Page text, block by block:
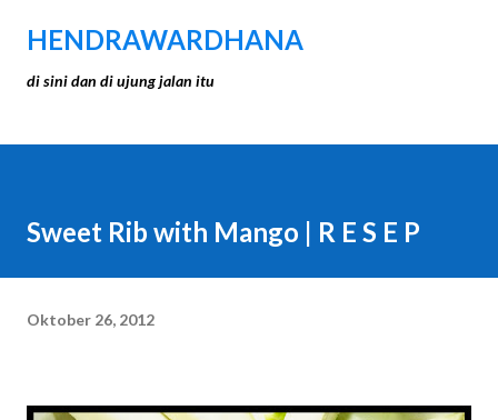
Langsung ke konten utama
HENDRAWARDHANA
di sini dan di ujung jalan itu
Sweet Rib with Mango | R E S E P
Oktober 26, 2012